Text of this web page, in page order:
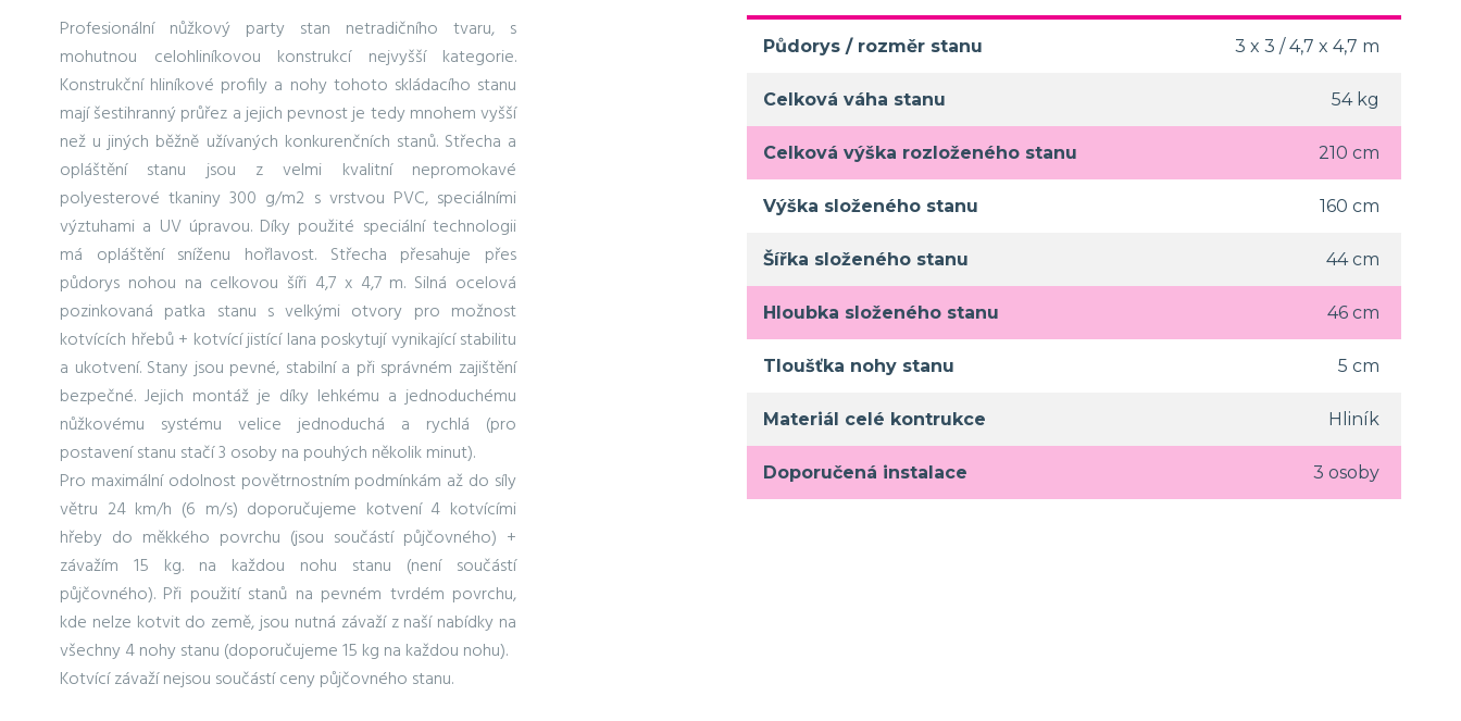
Profesionální nůžkový party stan netradičního tvaru, s
mohutnou celohliníkovou konstrukcí nejvyšší kategorie.
Konstrukční hliníkové profily a nohy tohoto skládacího stanu
mají šestihranný průřez a jejich pevnost je tedy mnohem vyšší
než u jiných běžně užívaných konkurenčních stanů. Střecha a
opláštění stanu jsou z velmi kvalitní nepromokavé
polyesterové tkaniny 300 g/m2 s vrstvou PVC, speciálními
výztuhami a UV úpravou. Díky použité speciální technologii
má opláštění sníženu hořlavost. Střecha přesahuje přes
půdorys nohou na celkovou šíři 4,7 x 4,7 m. Silná ocelová
pozinkovaná patka stanu s velkými otvory pro možnost
kotvících hřebů + kotvící jistící lana poskytují vynikající stabilitu
a ukotvení. Stany jsou pevné, stabilní a při správném zajištění
bezpečné. Jejich montáž je díky lehkému a jednoduchému
nůžkovému systému velice jednoduchá a rychlá (pro
postavení stanu stačí 3 osoby na pouhých několik minut).
Pro maximální odolnost povětrnostním podmínkám až do síly
větru 24 km/h (6 m/s) doporučujeme kotvení 4 kotvícími
hřeby do měkkého povrchu (jsou součástí půjčovného) +
závažím 15 kg. na každou nohu stanu (není součástí
půjčovného). Při použití stanů na pevném tvrdém povrchu,
kde nelze kotvit do země, jsou nutná závaží z naší nabídky na
všechny 4 nohy stanu (doporučujeme 15 kg na každou nohu).
Kotvící závaží nejsou součástí ceny půjčovného stanu.
Půdorys / rozměr stanu 3 x 3 / 4,7 x 4,7 m
Celková váha stanu 54 kg
Celková výška rozloženého stanu 210 cm
Výška složeného stanu 160 cm
Šířka složeného stanu 44 cm
Hloubka složeného stanu 46 cm
Tloušťka nohy stanu 5 cm
Materiál celé kontrukce Hliník
Doporučená instalace 3 osoby